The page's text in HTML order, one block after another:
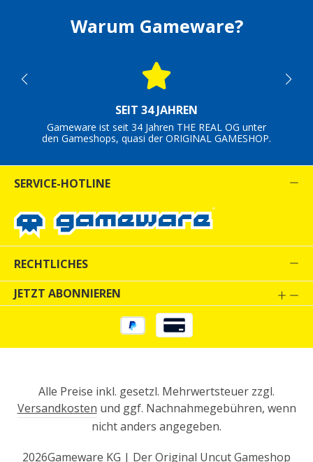
Warum Gameware?
SEIT 34 JAHREN
Gameware ist seit 34 Jahren THE REAL OG unter
den Gameshops, quasi der ORIGINAL GAMESHOP.
SERVICE-HOTLINE
RECHTLICHES
JETZT ABONNIEREN
Alle Preise inkl. gesetzl. Mehrwertsteuer zzgl.
Versandkosten und ggf. Nachnahmegebühren, wenn
nicht anders angegeben.
2026Gameware KG | Der Original Uncut Gameshop